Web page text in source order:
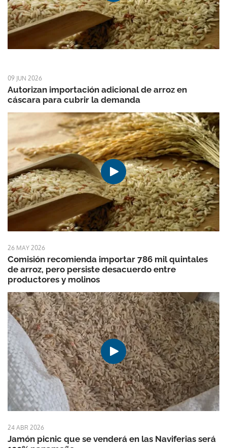
09 JUN 2026
Autorizan importación adicional de arroz en
cáscara para cubrir la demanda
26 MAY 2026
Comisión recomienda importar 786 mil quintales
de arroz, pero persiste desacuerdo entre
productores y molinos
24 ABR 2026
Jamón picnic que se venderá en las Naviferias será